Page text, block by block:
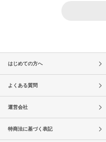
はじめての方へ
よくある質問
運営会社
特商法に基づく表記